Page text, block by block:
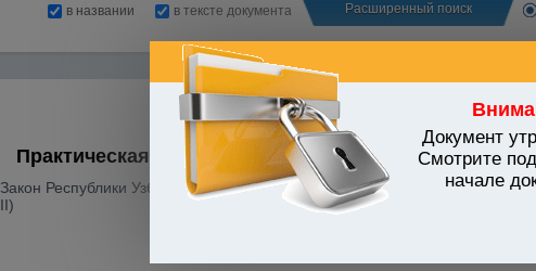
в названии в тексте документа Расширенный поиск
Документ
Смотрите
начале
Практическая Бухгалтерия
Закон Республики Узбекистан от 07.05.1993 г. N 841-XII "О валютном
II)